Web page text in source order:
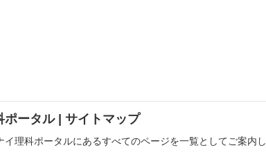
ポータル | サイトマップ
イ理科ポータルにあるすべてのページを一覧としてご案内し